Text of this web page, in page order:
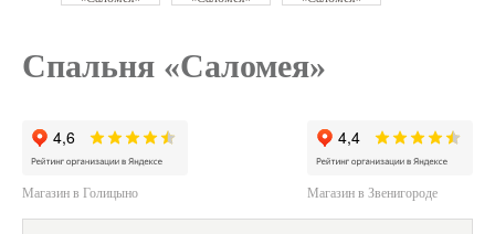
Спальня «Саломея»
Магазин в Голицыно Магазин в Звенигороде